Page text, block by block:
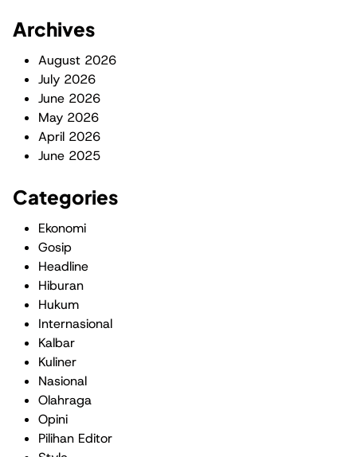
Archives
August 2026
July 2026
June 2026
May 2026
April 2026
June 2025
Categories
Ekonomi
Gosip
Headline
Hiburan
Hukum
Internasional
Kalbar
Kuliner
Nasional
Olahraga
Opini
Pilihan Editor